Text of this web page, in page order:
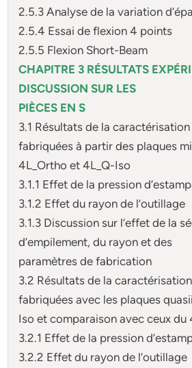
2.5.3 Analyse de la variation
2.5.4 Essai de flexion 4 points
2.5.5 Flexion Short-Beam
CHAPITRE 3 RÉSULTATS
DISCUSSION SUR LES
PIÈCES EN S
3.1 Résultats de la
fabriquées à partir des plaques
4L_Ortho et 4L_Q-Iso
3.1.1 Effet de la pression
3.1.2 Effet du rayon de l’outillage
3.1.3 Discussion sur l’effet de la
d’empilement, du rayon et des
paramètres de fabrication
3.2 Résultats de la
fabriquées avec les plaques
Iso et comparaison avec ceux du
3.2.1 Effet de la pression
3.2.2 Effet du rayon de l’outillage